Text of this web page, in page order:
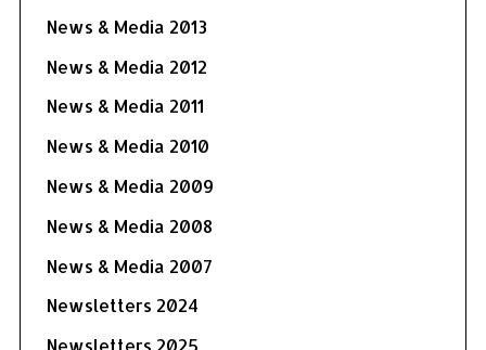
News & Media 2013
News & Media 2012
News & Media 2011
News & Media 2010
News & Media 2009
News & Media 2008
News & Media 2007
Newsletters 2024
Newsletters 2025